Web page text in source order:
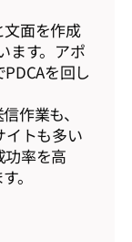
面を作成
ます。アポ
を回し
作業も、
イトも多い
功率を高
。